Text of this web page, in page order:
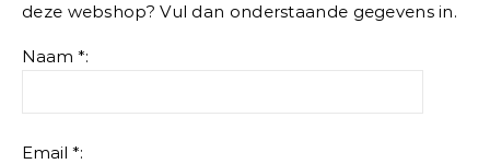
deze webshop? Vul dan onderstaande gegevens in.
Naam *:
Email *: